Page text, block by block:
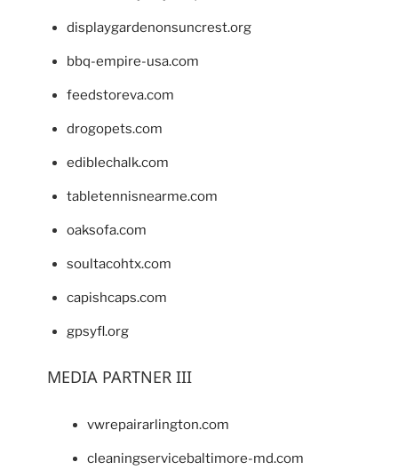
displaygardenonsuncrest.org
bbq-empire-usa.com
feedstoreva.com
drogopets.com
ediblechalk.com
tabletennisnearme.com
oaksofa.com
soultacohtx.com
capishcaps.com
gpsyfl.org
MEDIA PARTNER III
vwrepairarlington.com
cleaningservicebaltimore-md.com